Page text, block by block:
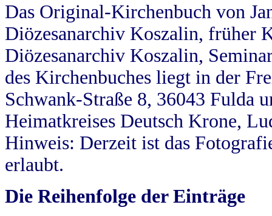
Das Original-Kirchenbuch von
Diözesanarchiv Koszalin, früher
Diözesanarchiv Koszalin,
des Kirchenbuches liegt in der
Schwank-Straße 8, 36043 Fulda
Heimatkreises Deutsch Krone,
Hinweis: Derzeit ist das
erlaubt.
Die Reihenfolge der Einträge